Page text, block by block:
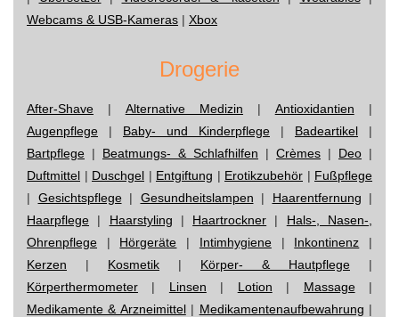
Webcams & USB-Kameras | Xbox
Drogerie
After-Shave | Alternative Medizin | Antioxidantien |
Augenpflege | Baby- und Kinderpflege | Badeartikel |
Bartpflege | Beatmungs- & Schlafhilfen | Crèmes | Deo |
Duftmittel | Duschgel | Entgiftung | Erotikzubehör | Fußpflege
| Gesichtspflege| Gesundheitslampen | Haarentfernung |
Haarpflege | Haarstyling | Haartrockner | Hals-, Nasen-,
Ohrenpflege | Hörgeräte | Intimhygiene| Inkontinenz |
Kerzen | Kosmetik | Körper- & Hautpflege |
Körperthermometer | Linsen | Lotion | Massage|
Medikamente & Arzneimittel| Medikamentenaufbewahrung |